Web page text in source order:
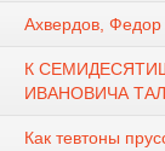
Ахвердов, Федор
К
ИВАНОВИЧА
Как тевтоны